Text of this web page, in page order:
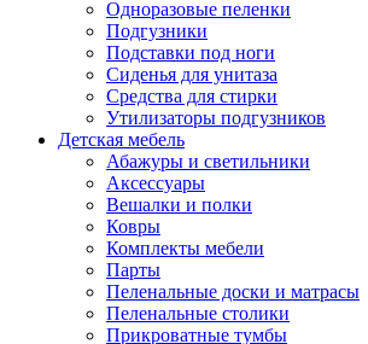
Одноразовые пеленки
Подгузники
Подставки под ноги
Сиденья для унитаза
Средства для стирки
Утилизаторы подгузников
Детская мебель
Абажуры и светильники
Аксессуары
Вешалки и полки
Ковры
Комплекты мебели
Парты
Пеленальные доски и матрасы
Пеленальные столики
Прикроватные тумбы